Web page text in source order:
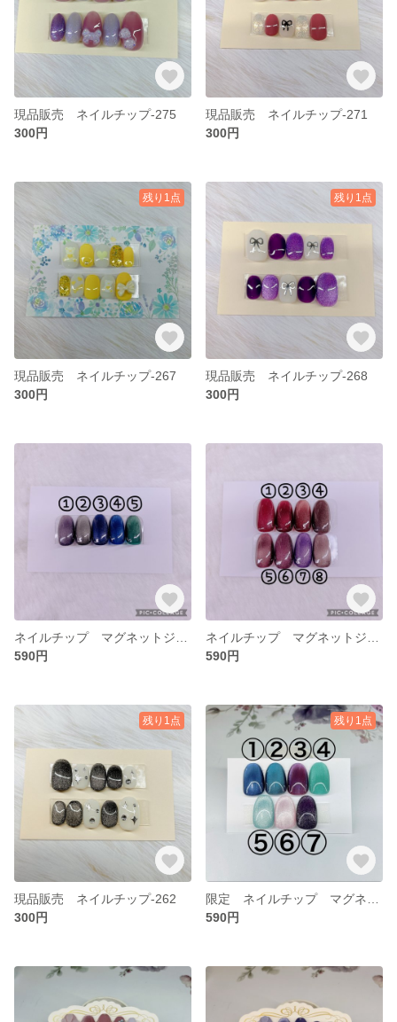
現品販売 ネイルチップ-275
300円
現品販売 ネイルチップ-271
300円
残り1点
現品販売 ネイルチップ-267
300円
残り1点
現品販売 ネイルチップ-268
300円
590円
590円
残り1点
現品販売 ネイルチップ-262
300円
残り1点
590円